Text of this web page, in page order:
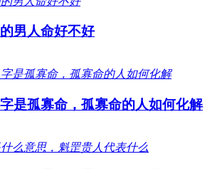
男人命好不好
是孤寡命，孤寡命的人如何化解